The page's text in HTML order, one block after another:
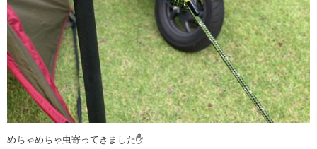
めちゃめちゃ虫寄ってきました✋️